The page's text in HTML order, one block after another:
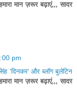
मान ज़रूर बढ़ाएं,,, सादर
pm
सिंह 'दिनकर' और ब्लॉग बुलेटिन
मान ज़रूर बढ़ाएं,,, सादर